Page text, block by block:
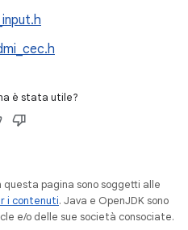
è stata utile?
pagina sono soggetti alle
i contenuti. Java e OpenJDK sono
e/o delle sue società consociate.